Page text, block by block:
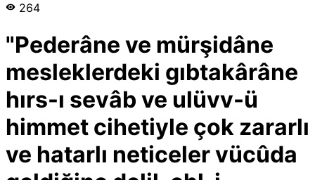
264
"Pederâne ve mürşidâne
mesleklerdeki gıbtakârâne
hırs-ı sevâb ve ulüvv-ü
himmet cihetiyle çok zararlı
ve hatarlı neticeler vücûda